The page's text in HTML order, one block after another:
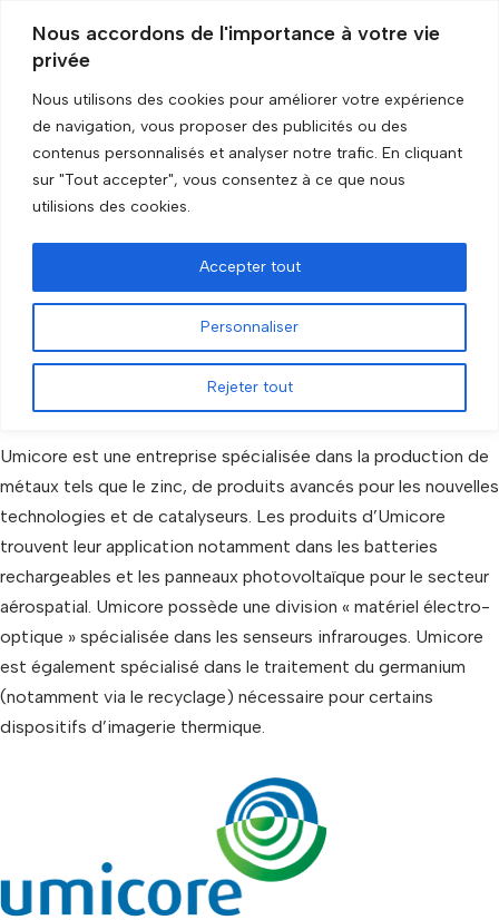
Nous accordons de l'importance à votre vie
privée
Nous utilisons des cookies pour améliorer votre expérience
de navigation, vous proposer des publicités ou des
contenus personnalisés et analyser notre trafic. En cliquant
sur "Tout accepter", vous consentez à ce que nous
utilisions des cookies.
Personnaliser
Rejeter tout
Accepter tout
Aller
au
contenu
Accueil»Données socio-économiques»UMICORE
UMICORE
14 juin 2023
Umicore est une entreprise spécialisée dans la production de
métaux tels que le zinc, de produits avancés pour les nouvelles
technologies et de catalyseurs. Les produits d’Umicore
trouvent leur application notamment dans les batteries
rechargeables et les panneaux photovoltaïque pour le secteur
aérospatial. Umicore possède une division « matériel électro-
optique » spécialisée dans les senseurs infrarouges. Umicore
est également spécialisé dans le traitement du germanium
(notamment via le recyclage) nécessaire pour certains
dispositifs d’imagerie thermique.